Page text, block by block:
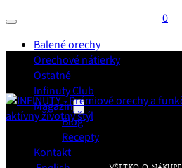
Balené orechy
Orechové nátierky
Ostatné
Infinuty Club
Magazín
Blog
Recepty
Kontakt
0